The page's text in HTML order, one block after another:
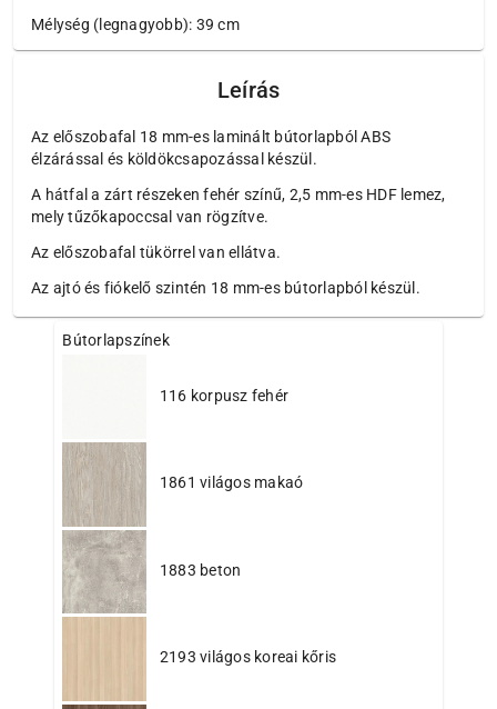
Mélység (legnagyobb): 39 cm
Leírás
Az előszobafal 18 mm-es laminált bútorlapból ABS
élzárással és köldökcsapozással készül.
A hátfal a zárt részeken fehér színű, 2,5 mm-es HDF lemez,
mely tűzőkapoccsal van rögzítve.
Az előszobafal tükörrel van ellátva.
Az ajtó és fiókelő szintén 18 mm-es bútorlapból készül.
Bútorlapszínek
116 korpusz fehér
1861 világos makaó
1883 beton
2193 világos koreai kőris